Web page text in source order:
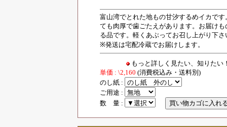
富山湾でとれた地もの甘汐するめイカで
ても肉厚で歯ごたえがあります。お届け
る品です。軽くあぶってお召し上がり下さ
※発送は宅配冷蔵でお届けします。
もっと詳しく見たい、知りた
単価 : \2,160 (消費税込み・送料別)
のし紙 :
ご用途 :
数 量 :